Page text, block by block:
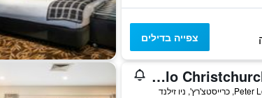
צפייה בדילים
Lylo Christchurch Airport